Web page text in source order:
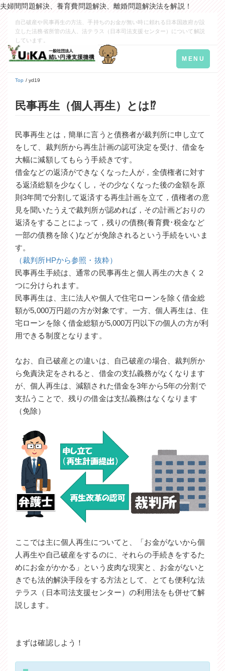
夫婦間問題解決、養育費問題解決、離婚問題解決法を解説！
自己破産や民事再生の方法、手持ちのお金が無い時に頼れる日本国政府が設
立した法務省所管の法人、法テラス（日本司法支援センター）について解説
しています。
Toggle
navigation
MENU
Top / yd19
民事再生（個人再生）とは⁉
民事再生とは，簡単に言うと債務者が裁判所に申し立て
をして、裁判所から再生計画の認可決定を受け、借金を
大幅に減額してもらう手続きです。
借金などの返済ができなくなった人が，全債権者に対す
る返済総額を少なくし，その少なくなった後の金額を原
則3年間で分割して返済する再生計画を立て，債権者の意
見を聞いたうえで裁判所が認めれば，その計画どおりの
返済をすることによって，残りの債務(養育費･税金など
一部の債務を除く)などが免除されるという手続をいいま
す。
（裁判所HPから参照・抜粋）
民事再生手続は、通常の民事再生と個人再生の大きく２
つに分けられます。
民事再生は、主に法人や個人で住宅ローンを除く借金総
額が5,000万円超の方が対象です。一方、個人再生は、住
宅ローンを除く借金総額が5,000万円以下の個人の方が利
用できる制度となります。
なお、自己破産との違いは、自己破産の場合、裁判所か
ら免責決定をされると、借金の支払義務がなくなります
が、個人再生は、減額された借金を3年から5年の分割で
支払うことで、残りの借金は支払義務はなくなります
（免除）
ここでは主に個人再生についてと、「お金がないから個
人再生や自己破産をするのに、それらの手続きをするた
めにお金がかかる」という皮肉な現実と、お金がないと
きでも法的解決手段をする方法として、とても便利な法
テラス（日本司法支援センター）の利用法をも併せて解
説します。
まずは確認しよう！